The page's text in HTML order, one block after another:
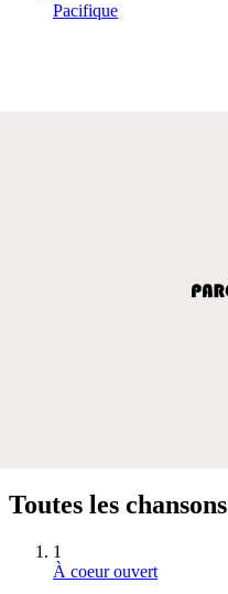
Pacifique
Toutes les chansons
1
À coeur ouvert